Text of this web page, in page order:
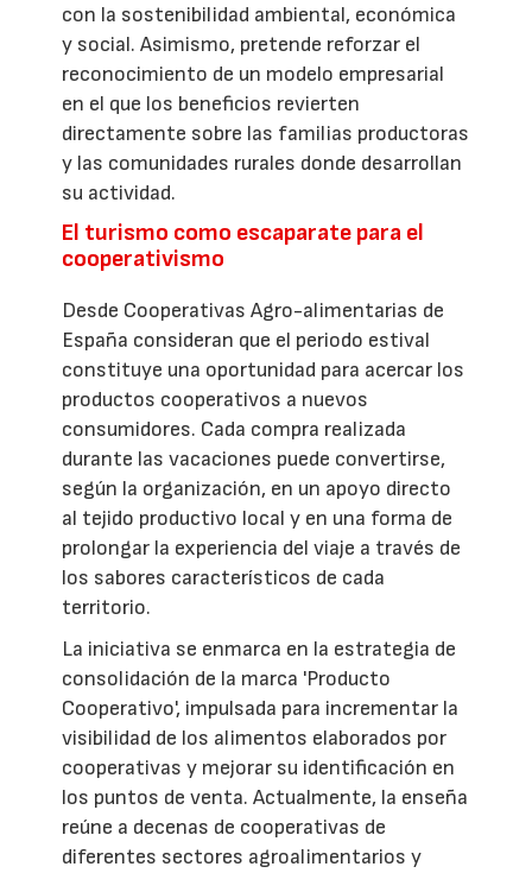
con la sostenibilidad ambiental, económica
y social. Asimismo, pretende reforzar el
reconocimiento de un modelo empresarial
en el que los beneficios revierten
directamente sobre las familias productoras
y las comunidades rurales donde desarrollan
su actividad.
El turismo como escaparate para el
cooperativismo
Desde Cooperativas Agro-alimentarias de
España consideran que el periodo estival
constituye una oportunidad para acercar los
productos cooperativos a nuevos
consumidores. Cada compra realizada
durante las vacaciones puede convertirse,
según la organización, en un apoyo directo
al tejido productivo local y en una forma de
prolongar la experiencia del viaje a través de
los sabores característicos de cada
territorio.
La iniciativa se enmarca en la estrategia de
consolidación de la marca 'Producto
Cooperativo', impulsada para incrementar la
visibilidad de los alimentos elaborados por
cooperativas y mejorar su identificación en
los puntos de venta. Actualmente, la enseña
reúne a decenas de cooperativas de
diferentes sectores agroalimentarios y